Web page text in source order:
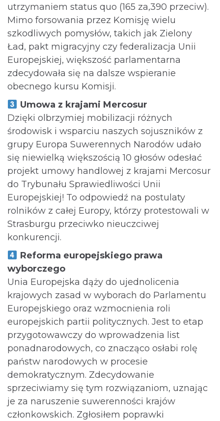
utrzymaniem status quo (165 za,390 przeciw).
Mimo forsowania przez Komisję wielu
szkodliwych pomysłów, takich jak Zielony
Ład, pakt migracyjny czy federalizacja Unii
Europejskiej, większość parlamentarna
zdecydowała się na dalsze wspieranie
obecnego kursu Komisji.
Umowa z krajami Mercosur
Dzięki olbrzymiej mobilizacji różnych
środowisk i wsparciu naszych sojuszników z
grupy Europa Suwerennych Narodów udało
się niewielką większością 10 głosów odesłać
projekt umowy handlowej z krajami Mercosur
do Trybunału Sprawiedliwości Unii
Europejskiej! To odpowiedź na postulaty
rolników z całej Europy, którzy protestowali w
Strasburgu przeciwko nieuczciwej
konkurencji.
Reforma europejskiego prawa
wyborczego
Unia Europejska dąży do ujednolicenia
krajowych zasad w wyborach do Parlamentu
Europejskiego oraz wzmocnienia roli
europejskich partii politycznych. Jest to etap
przygotowawczy do wprowadzenia list
ponadnarodowych, co znacząco osłabi rolę
państw narodowych w procesie
demokratycznym. Zdecydowanie
sprzeciwiamy się tym rozwiązaniom, uznając
je za naruszenie suwerenności krajów
członkowskich. Zgłosiłem poprawki